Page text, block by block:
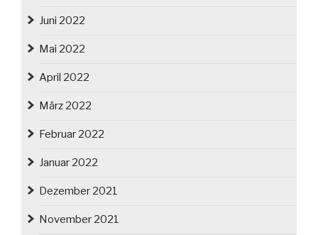
Juni 2022
Mai 2022
April 2022
März 2022
Februar 2022
Januar 2022
Dezember 2021
November 2021